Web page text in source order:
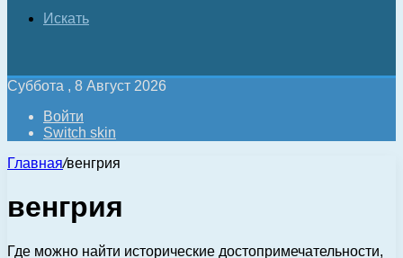
Искать
Суббота , 8 Август 2026
Войти
Switch skin
Главная/венгрия
венгрия
Где можно найти исторические достопримечательности,